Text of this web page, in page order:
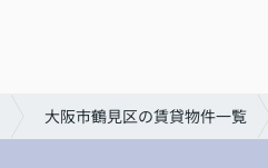
大阪市鶴見区の賃貸物件一覧